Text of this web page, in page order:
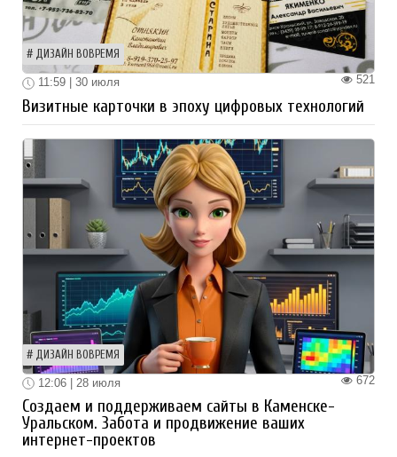
ДИЗАЙН ВОВРЕМЯ
521
11:59 | 30 июля
Визитные карточки в эпоху цифровых технологий
ДИЗАЙН ВОВРЕМЯ
672
12:06 | 28 июля
Создаем и поддерживаем сайты в Каменске-
Уральском. Забота и продвижение ваших
интернет-проектов